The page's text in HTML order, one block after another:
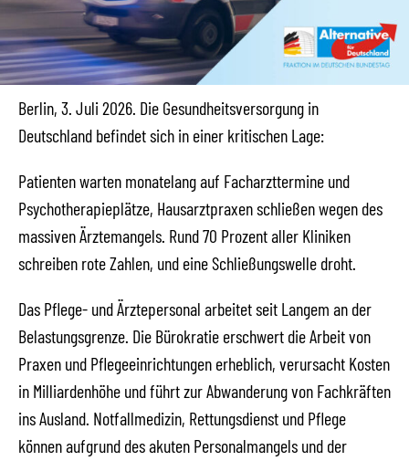
Berlin, 3. Juli 2026. Die Gesundheitsversorgung in
Deutschland befindet sich in einer kritischen Lage:
Patienten warten monatelang auf Facharzttermine und
Psychotherapieplätze, Hausarztpraxen schließen wegen des
massiven Ärztemangels. Rund 70 Prozent aller Kliniken
schreiben rote Zahlen, und eine Schließungswelle droht.
Das Pflege- und Ärztepersonal arbeitet seit Langem an der
Belastungsgrenze. Die Bürokratie erschwert die Arbeit von
Praxen und Pflegeeinrichtungen erheblich, verursacht Kosten
in Milliardenhöhe und führt zur Abwanderung von Fachkräften
ins Ausland. Notfallmedizin, Rettungsdienst und Pflege
können aufgrund des akuten Personalmangels und der